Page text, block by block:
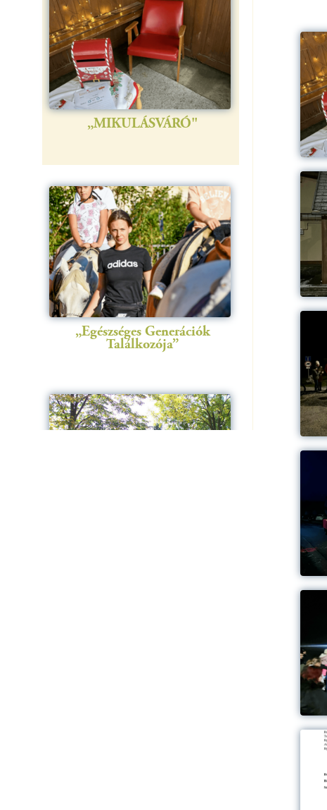
„MIKULÁSVÁRÓ"
„Egészséges Generációk
Találkozója”